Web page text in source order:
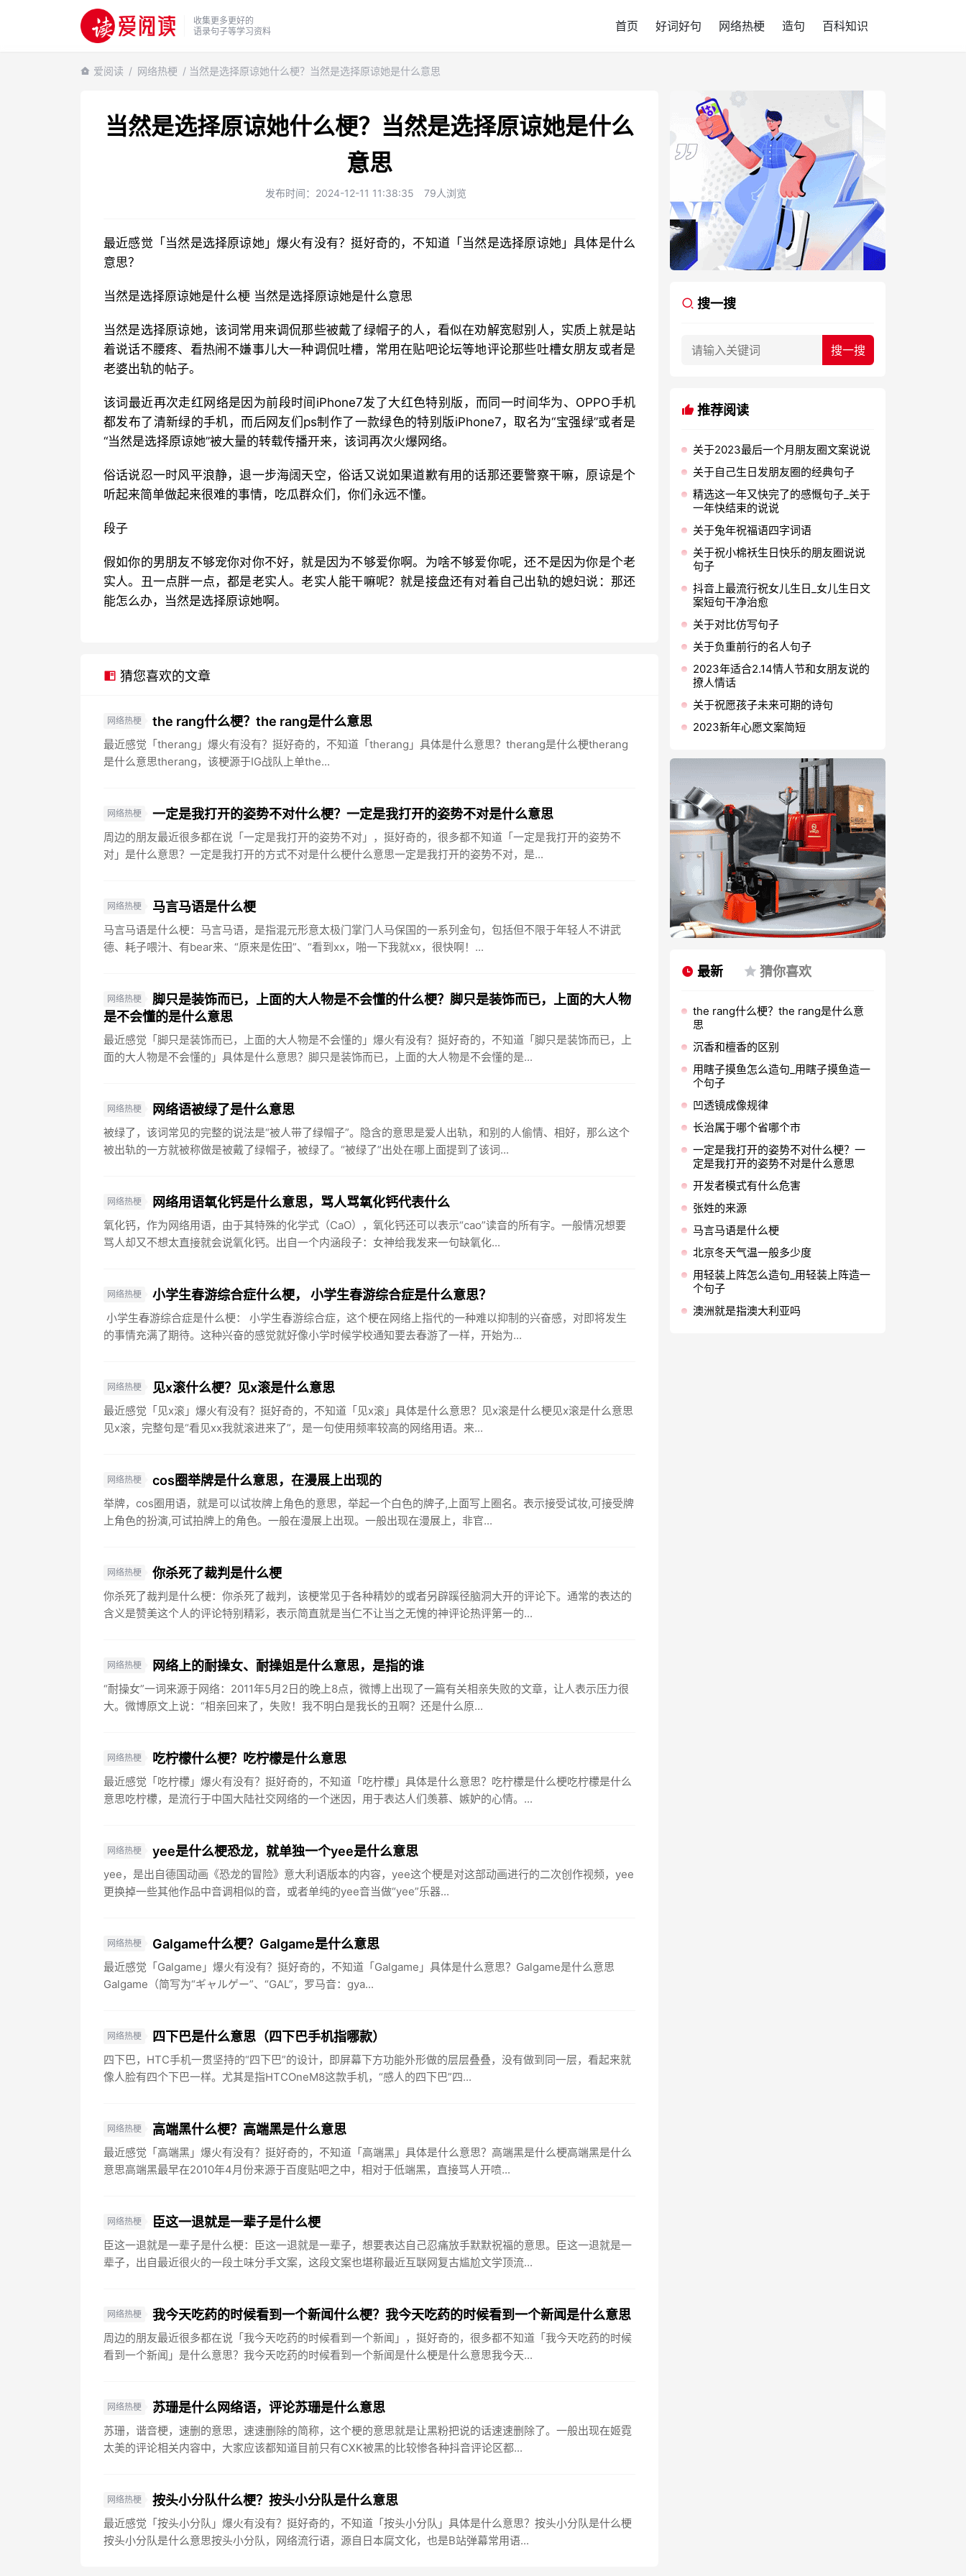
收集更多更好的
语录句子等学习资料
首页 好词好句 网络热梗 造句 百科知识
爱阅读 / 网络热梗 / 当然是选择原谅她什么梗？当然是选择原谅她是什么意思
当然是选择原谅她什么梗？当然是选择原谅她是什么
意思
发布时间：2024-12-11 11:38:35 79人浏览
最近感觉「当然是选择原谅她」爆火有没有？挺好奇的，不知道「当然是选择原谅她」具体是什么
意思？
当然是选择原谅她是什么梗 当然是选择原谅她是什么意思
当然是选择原谅她，该词常用来调侃那些被戴了绿帽子的人，看似在劝解宽慰别人，实质上就是站
着说话不腰疼、看热闹不嫌事儿大一种调侃吐槽，常用在贴吧论坛等地评论那些吐槽女朋友或者是
老婆出轨的帖子。
该词最近再次走红网络是因为前段时间iPhone7发了大红色特别版，而同一时间华为、OPPO手机
都发布了清新绿的手机，而后网友们ps制作了一款绿色的特别版iPhone7，取名为“宝强绿”或者是
“当然是选择原谅她”被大量的转载传播开来，该词再次火爆网络。
俗话说忍一时风平浪静，退一步海阔天空，俗话又说如果道歉有用的话那还要警察干嘛，原谅是个
听起来简单做起来很难的事情，吃瓜群众们，你们永远不懂。
段子
假如你的男朋友不够宠你对你不好，就是因为不够爱你啊。为啥不够爱你呢，还不是因为你是个老
实人。丑一点胖一点，都是老实人。老实人能干嘛呢？就是接盘还有对着自己出轨的媳妇说：那还
能怎么办，当然是选择原谅她啊。
猜您喜欢的文章
网络热梗 the rang什么梗？the rang是什么意思
最近感觉「therang」爆火有没有？挺好奇的，不知道「therang」具体是什么意思？therang是什么梗therang
是什么意思therang，该梗源于IG战队上单the...
网络热梗 一定是我打开的姿势不对什么梗？一定是我打开的姿势不对是什么意思
周边的朋友最近很多都在说「一定是我打开的姿势不对」，挺好奇的，很多都不知道「一定是我打开的姿势不
对」是什么意思？一定是我打开的方式不对是什么梗什么意思一定是我打开的姿势不对，是...
网络热梗 马言马语是什么梗
马言马语是什么梗：马言马语，是指混元形意太极门掌门人马保国的一系列金句，包括但不限于年轻人不讲武
德、耗子喂汁、有bear来、“原来是佐田”、“看到xx，啪一下我就xx，很快啊！...
网络热梗
脚只是装饰而已，上面的大人物是不会懂的什么梗？脚只是装饰而已，上面的大人物
是不会懂的是什么意思
最近感觉「脚只是装饰而已，上面的大人物是不会懂的」爆火有没有？挺好奇的，不知道「脚只是装饰而已，上
面的大人物是不会懂的」具体是什么意思？脚只是装饰而已，上面的大人物是不会懂的是...
网络热梗 网络语被绿了是什么意思
被绿了，该词常见的完整的说法是“被人带了绿帽子”。隐含的意思是爱人出轨，和别的人偷情、相好，那么这个
被出轨的一方就被称做是被戴了绿帽子，被绿了。“被绿了”出处在哪上面提到了该词...
网络热梗 网络用语氧化钙是什么意思，骂人骂氧化钙代表什么
氧化钙，作为网络用语，由于其特殊的化学式（CaO），氧化钙还可以表示“cao”读音的所有字。一般情况想要
骂人却又不想太直接就会说氧化钙。出自一个内涵段子：女神给我发来一句缺氧化...
网络热梗 小学生春游综合症什么梗， 小学生春游综合症是什么意思？
小学生春游综合症是什么梗： 小学生春游综合症，这个梗在网络上指代的一种难以抑制的兴奋感，对即将发生
的事情充满了期待。这种兴奋的感觉就好像小学时候学校通知要去春游了一样，开始为...
网络热梗 见x滚什么梗？见x滚是什么意思
最近感觉「见x滚」爆火有没有？挺好奇的，不知道「见x滚」具体是什么意思？见x滚是什么梗见x滚是什么意思
见x滚，完整句是“看见xx我就滚进来了”，是一句使用频率较高的网络用语。来...
网络热梗 cos圈举牌是什么意思，在漫展上出现的
举牌，cos圈用语，就是可以试妆牌上角色的意思，举起一个白色的牌子,上面写上圈名。表示接受试妆,可接受牌
上角色的扮演,可试拍牌上的角色。一般在漫展上出现。一般出现在漫展上，非官...
网络热梗 你杀死了裁判是什么梗
你杀死了裁判是什么梗：你杀死了裁判，该梗常见于各种精妙的或者另辟蹊径脑洞大开的评论下。通常的表达的
含义是赞美这个人的评论特别精彩，表示简直就是当仁不让当之无愧的神评论热评第一的...
网络热梗 网络上的耐操女、耐操姐是什么意思，是指的谁
“耐操女”一词来源于网络：2011年5月2日的晚上8点，微博上出现了一篇有关相亲失败的文章，让人表示压力很
大。微博原文上说：“相亲回来了，失败！我不明白是我长的丑啊？还是什么原...
网络热梗 吃柠檬什么梗？吃柠檬是什么意思
最近感觉「吃柠檬」爆火有没有？挺好奇的，不知道「吃柠檬」具体是什么意思？吃柠檬是什么梗吃柠檬是什么
意思吃柠檬，是流行于中国大陆社交网络的一个迷因，用于表达人们羡慕、嫉妒的心情。...
网络热梗 yee是什么梗恐龙，就单独一个yee是什么意思
yee，是出自德国动画《恐龙的冒险》意大利语版本的内容，yee这个梗是对这部动画进行的二次创作视频，yee
更换掉一些其他作品中音调相似的音，或者单纯的yee音当做“yee”乐器...
网络热梗 Galgame什么梗？Galgame是什么意思
最近感觉「Galgame」爆火有没有？挺好奇的，不知道「Galgame」具体是什么意思？Galgame是什么意思
Galgame（简写为“ギャルゲー”、“GAL”，罗马音：gya...
网络热梗 四下巴是什么意思（四下巴手机指哪款）
四下巴，HTC手机一贯坚持的“四下巴”的设计，即屏幕下方功能外形做的层层叠叠，没有做到同一层，看起来就
像人脸有四个下巴一样。尤其是指HTCOneM8这款手机，“感人的四下巴”四...
网络热梗 高端黑什么梗？高端黑是什么意思
最近感觉「高端黑」爆火有没有？挺好奇的，不知道「高端黑」具体是什么意思？高端黑是什么梗高端黑是什么
意思高端黑最早在2010年4月份来源于百度贴吧之中，相对于低端黑，直接骂人开喷...
网络热梗 臣这一退就是一辈子是什么梗
臣这一退就是一辈子是什么梗：臣这一退就是一辈子，想要表达自己忍痛放手默默祝福的意思。臣这一退就是一
辈子，出自最近很火的一段土味分手文案，这段文案也堪称最近互联网复古尴尬文学顶流...
网络热梗 我今天吃药的时候看到一个新闻什么梗？我今天吃药的时候看到一个新闻是什么意思
周边的朋友最近很多都在说「我今天吃药的时候看到一个新闻」，挺好奇的，很多都不知道「我今天吃药的时候
看到一个新闻」是什么意思？我今天吃药的时候看到一个新闻是什么梗是什么意思我今天...
网络热梗 苏珊是什么网络语，评论苏珊是什么意思
苏珊，谐音梗，速删的意思，速速删除的简称，这个梗的意思就是让黑粉把说的话速速删除了。一般出现在姬霓
太美的评论相关内容中，大家应该都知道目前只有CXK被黑的比较惨各种抖音评论区都...
网络热梗 按头小分队什么梗？按头小分队是什么意思
最近感觉「按头小分队」爆火有没有？挺好奇的，不知道「按头小分队」具体是什么意思？按头小分队是什么梗
按头小分队是什么意思按头小分队，网络流行语，源自日本腐文化，也是B站弹幕常用语...
搜一搜
推荐阅读
关于2023最后一个月朋友圈文案说说
关于自己生日发朋友圈的经典句子
精选这一年又快完了的感慨句子_关于
一年快结束的说说
关于兔年祝福语四字词语
关于祝小棉袄生日快乐的朋友圈说说
句子
抖音上最流行祝女儿生日_女儿生日文
案短句干净治愈
关于对比仿写句子
关于负重前行的名人句子
2023年适合2.14情人节和女朋友说的
撩人情话
关于祝愿孩子未来可期的诗句
2023新年心愿文案简短
最新 猜你喜欢
the rang什么梗？the rang是什么意
思
沉香和檀香的区别
用瞎子摸鱼怎么造句_用瞎子摸鱼造一
个句子
凹透镜成像规律
长治属于哪个省哪个市
一定是我打开的姿势不对什么梗？一
定是我打开的姿势不对是什么意思
开发者模式有什么危害
张姓的来源
马言马语是什么梗
北京冬天气温一般多少度
用轻装上阵怎么造句_用轻装上阵造一
个句子
澳洲就是指澳大利亚吗